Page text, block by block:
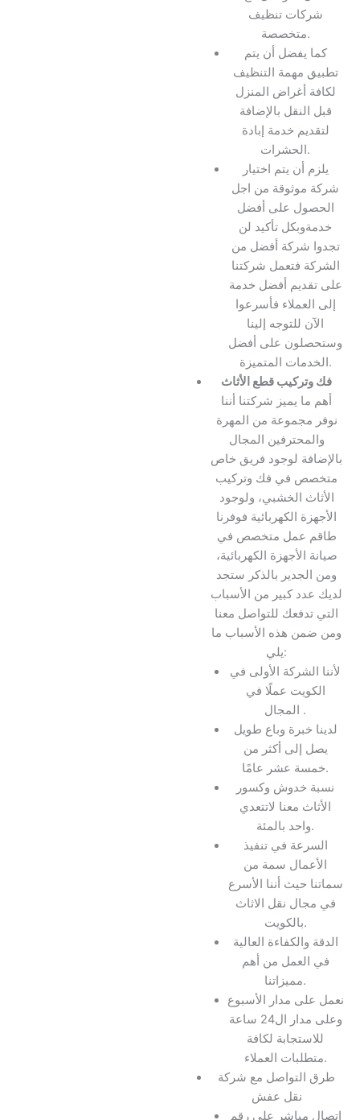
شركات تنظيف
متخصصة.
كما يفضل أن يتم
تطبيق مهمة التنظيف
لكافة أغراض المنزل
قبل النقل بالإضافة
لتقديم خدمة إبادة
الحشرات.
يلزم أن يتم اختيار
شركة موثوقة من اجل
الحصول على أفضل
خدمةوبكل تأكيد لن
تجدوا شركة أفضل من
الشركة فتعمل شركتنا
على تقديم أفضل خدمة
إلى العملاء فأسرعوا
الآن للتوجه إلينا
وستحصلون على أفضل
الخدمات المتميزة.
فك وتركيب قطع الأثاث
أهم ما يميز شركتنا أننا
نوفر مجموعة من المهرة
والمحترفين المجال
بالإضافة لوجود فريق خاص
متخصص في فك وتركيب
الأثاث الخشبي، ولوجود
الأجهزة الكهربائية فوفرنا
طاقم عمل متخصص في
صيانة الأجهزة الكهربائية،
ومن الجدير بالذكر ستجد
لديك عدد كبير من الأسباب
التي تدفعك للتواصل معنا
ومن ضمن هذه الأسباب ما
يلي:
لأننا الشركة الأولى في
الكويت عملًا في
المجال .
لدينا خبرة وباع طويل
يصل إلى أكثر من
خمسة عشر عامًا.
نسبة خدوش وكسور
الأثاث معنا لاتتعدي
واحد بالمئة.
السرعة في تنفيذ
الأعمال سمة من
سماتنا حيث أننا الأسرع
في مجال نقل الاثاث
بالكويت.
الدقة والكفاءة العالية
في العمل من أهم
مميزاتنا.
نعمل على مدار الأسبوع
وعلى مدار ال24 ساعة
للاستجابة لكافة
متطلبات العملاء.
طرق التواصل مع شركة
نقل عفش
اتصال مباشر علي رقم